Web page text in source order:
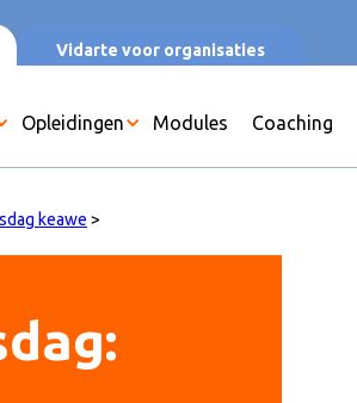
Vidarte voor organisaties
Opleidingen Modules Coaching
keawe >